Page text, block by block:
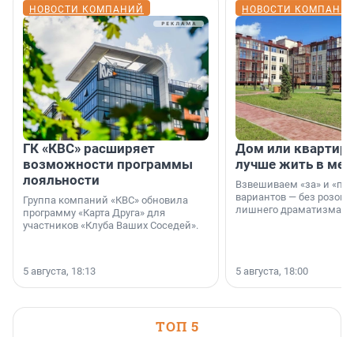
НОВОСТИ КОМПАНИЙ
ГК «КВС» расширяет
возможности программы
лояльности
Группа компаний «КВС» обновила
программу «Карта Друга» для
участников «Клуба Ваших Соседей».
5 августа, 18:13
НОВОСТИ
Дом или
лучше жить в
Взвешиваем «за» и
вариантов — без
лишнего драматизма.
5 августа, 18:00
ТОП 5